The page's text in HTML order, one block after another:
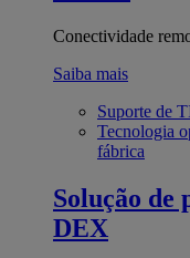
Conectividade
Saiba mais
Suporte de
Tecnologia
fábrica
Solução de
DEX